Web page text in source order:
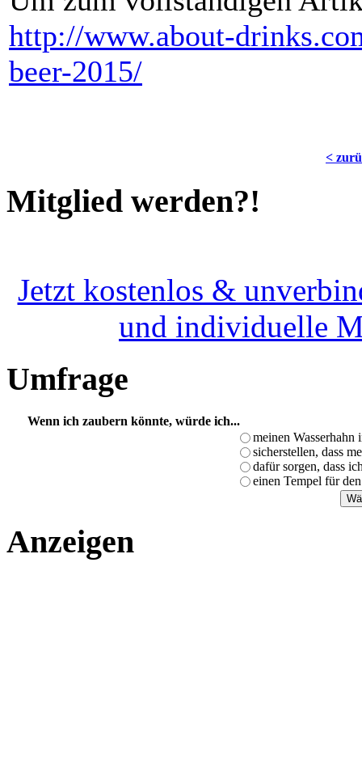
http://www.about-
beer-2015/
<
Mitglied werden?!
Jetzt kostenlos &
und individuelle
Umfrage
Wenn ich zaubern könnte, würde ich...
meinen
sicherstellen, dass
dafür sorgen, dass
einen Tempel für
Anzeigen